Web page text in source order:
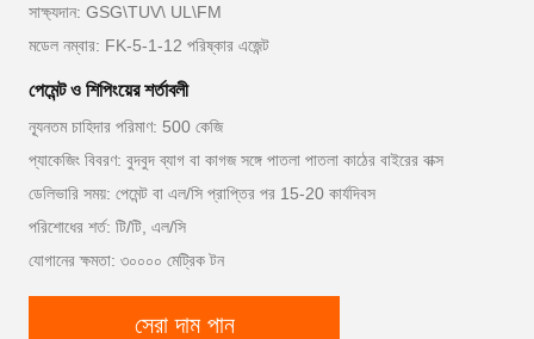
সাক্ষ্যদান: GSG\TUV\ UL\FM
মডেল নম্বার: FK-5-1-12 পরিষ্কার এজেন্ট
পেমেন্ট ও শিপিংয়ের শর্তাবলী
ন্যূনতম চাহিদার পরিমাণ: 500 কেজি
প্যাকেজিং বিবরণ: বুদবুদ ব্যাগ বা কাগজ সঙ্গে পাতলা পাতলা কাঠের বাইরের বাক্স
ডেলিভারি সময়: পেমেন্ট বা এল/সি প্রাপ্তির পর 15-20 কার্যদিবস
পরিশোধের শর্ত: টি/টি, এল/সি
যোগানের ক্ষমতা: ৩০০০০ মেট্রিক টন
সেরা দাম পান